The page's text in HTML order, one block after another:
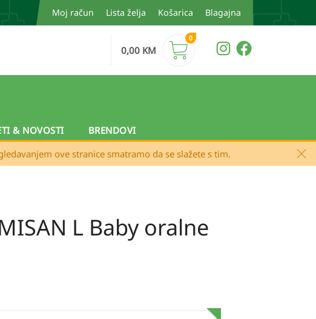
Moj račun Lista želja Košarica Blagajna
0,00 KM
0
& NOVOSTI
BRENDOVI
ove stranice smatramo da se slažete s tim.
L Baby oralne